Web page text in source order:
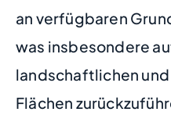
an verfügbaren
was insbesondere
landschaftlichen
Flächen